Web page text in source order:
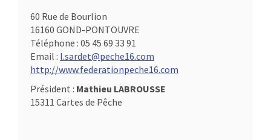
60 Rue de Bourlion
16160 GOND-PONTOUVRE
Téléphone : 05 45 69 33 91
Email : l.sardet@peche16.com
http://www.federationpeche16.com
Président : Mathieu LABROUSSE
15311 Cartes de Pêche